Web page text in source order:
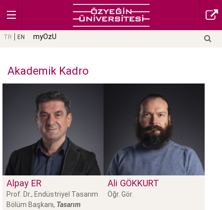
TR EN myOzU
Akademik Kadro
Alpay ER
Prof. Dr., Endüstriyel Tasarım
Bölüm Başkanı, Tasarım
Ali GÖKKURT
Öğr. Gör.